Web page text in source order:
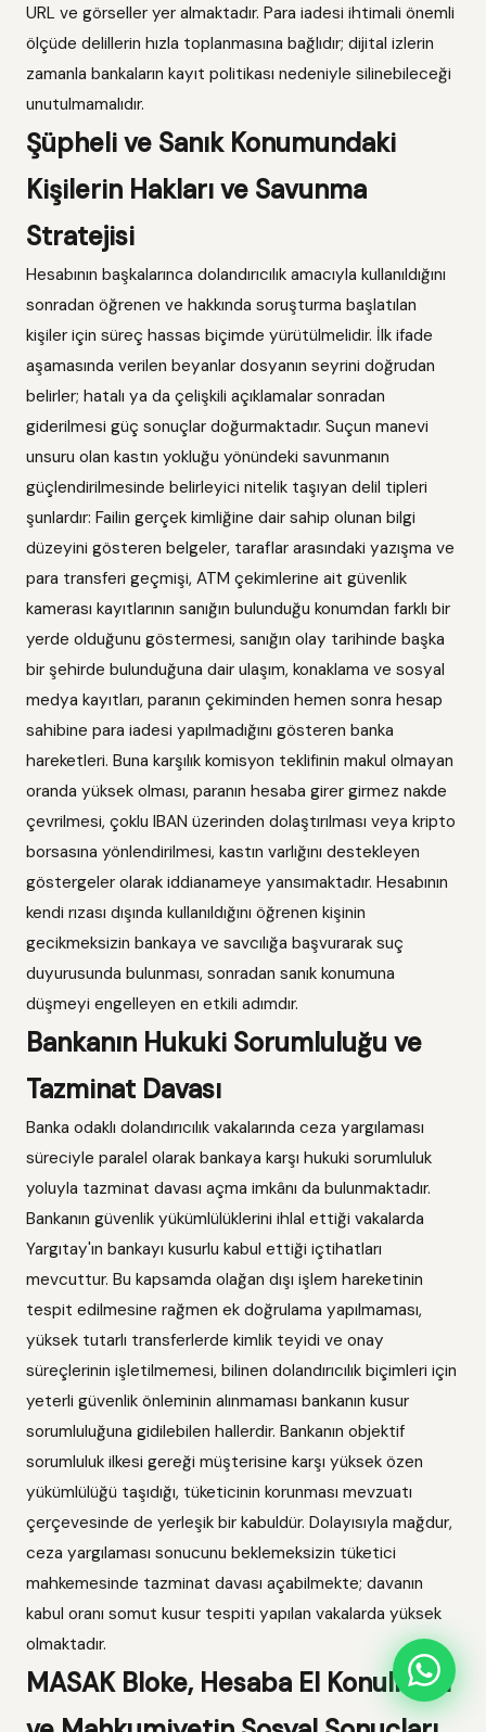
URL ve görseller yer almaktadır. Para iadesi ihtimali önemli
ölçüde delillerin hızla toplanmasına bağlıdır; dijital izlerin
zamanla bankaların kayıt politikası nedeniyle silinebileceği
unutulmamalıdır.
Şüpheli ve Sanık Konumundaki
Kişilerin Hakları ve Savunma
Stratejisi
Hesabının başkalarınca dolandırıcılık amacıyla kullanıldığını
sonradan öğrenen ve hakkında soruşturma başlatılan
kişiler için süreç hassas biçimde yürütülmelidir. İlk ifade
aşamasında verilen beyanlar dosyanın seyrini doğrudan
belirler; hatalı ya da çelişkili açıklamalar sonradan
giderilmesi güç sonuçlar doğurmaktadır. Suçun manevi
unsuru olan kastın yokluğu yönündeki savunmanın
güçlendirilmesinde belirleyici nitelik taşıyan delil tipleri
şunlardır: Failin gerçek kimliğine dair sahip olunan bilgi
düzeyini gösteren belgeler, taraflar arasındaki yazışma ve
para transferi geçmişi, ATM çekimlerine ait güvenlik
kamerası kayıtlarının sanığın bulunduğu konumdan farklı bir
yerde olduğunu göstermesi, sanığın olay tarihinde başka
bir şehirde bulunduğuna dair ulaşım, konaklama ve sosyal
medya kayıtları, paranın çekiminden hemen sonra hesap
sahibine para iadesi yapılmadığını gösteren banka
hareketleri. Buna karşılık komisyon teklifinin makul olmayan
oranda yüksek olması, paranın hesaba girer girmez nakde
çevrilmesi, çoklu IBAN üzerinden dolaştırılması veya kripto
borsasına yönlendirilmesi, kastın varlığını destekleyen
göstergeler olarak iddianameye yansımaktadır. Hesabının
kendi rızası dışında kullanıldığını öğrenen kişinin
gecikmeksizin bankaya ve savcılığa başvurarak suç
duyurusunda bulunması, sonradan sanık konumuna
düşmeyi engelleyen en etkili adımdır.
Bankanın Hukuki Sorumluluğu ve
Tazminat Davası
Banka odaklı dolandırıcılık vakalarında ceza yargılaması
süreciyle paralel olarak bankaya karşı hukuki sorumluluk
yoluyla tazminat davası açma imkânı da bulunmaktadır.
Bankanın güvenlik yükümlülüklerini ihlal ettiği vakalarda
Yargıtay'ın bankayı kusurlu kabul ettiği içtihatları
mevcuttur. Bu kapsamda olağan dışı işlem hareketinin
tespit edilmesine rağmen ek doğrulama yapılmaması,
yüksek tutarlı transferlerde kimlik teyidi ve onay
süreçlerinin işletilmemesi, bilinen dolandırıcılık biçimleri için
yeterli güvenlik önleminin alınmaması bankanın kusur
sorumluluğuna gidilebilen hallerdir. Bankanın objektif
sorumluluk ilkesi gereği müşterisine karşı yüksek özen
yükümlülüğü taşıdığı, tüketicinin korunması mevzuatı
çerçevesinde de yerleşik bir kabuldür. Dolayısıyla mağdur,
ceza yargılaması sonucunu beklemeksizin tüketici
mahkemesinde tazminat davası açabilmekte; davanın
kabul oranı somut kusur tespiti yapılan vakalarda yüksek
olmaktadır.
MASAK Bloke, Hesaba El Konulması